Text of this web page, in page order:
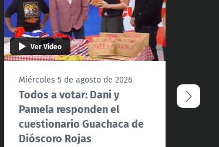
Ver Video
Miércoles 5 de agosto de 2026
Todos a votar: Dani y
Pamela responden el
cuestionario Guachaca de
Dióscoro Rojas